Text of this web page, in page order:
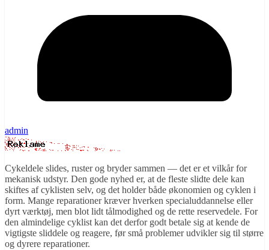
admin
Cykeldele slides, ruster og bryder sammen — det er et vilkår for
mekanisk udstyr. Den gode nyhed er, at de fleste slidte dele kan
skiftes af cyklisten selv, og det holder både økonomien og cyklen i
form. Mange reparationer kræver hverken specialuddannelse eller
dyrt værktøj, men blot lidt tålmodighed og de rette reservedele. For
den almindelige cyklist kan det derfor godt betale sig at kende de
vigtigste sliddele og reagere, før små problemer udvikler sig til større
og dyrere reparationer.